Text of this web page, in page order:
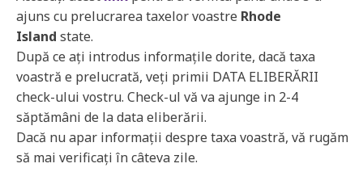
ajuns cu prelucrarea taxelor voastre Rhode
Island state.
După ce aţi introdus informaţile dorite, dacă taxa
voastră e prelucrată, veţi primii DATA ELIBERĂRII
check-ului vostru. Check-ul vă va ajunge in 2-4
săptămâni de la data eliberării.
Dacă nu apar informaţii despre taxa voastră, vă rugăm
să mai verificaţi în câteva zile.